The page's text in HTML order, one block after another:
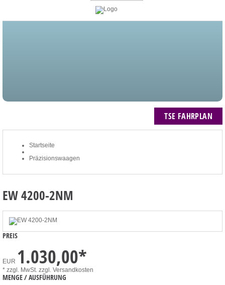
TSE FAHRPLAN
Startseite
Präzisionswaagen
EW 4200-2NM
PREIS
EUR 1.030,00*
* zzgl. MwSt. zzgl. Versandkosten
MENGE / AUSFÜHRUNG